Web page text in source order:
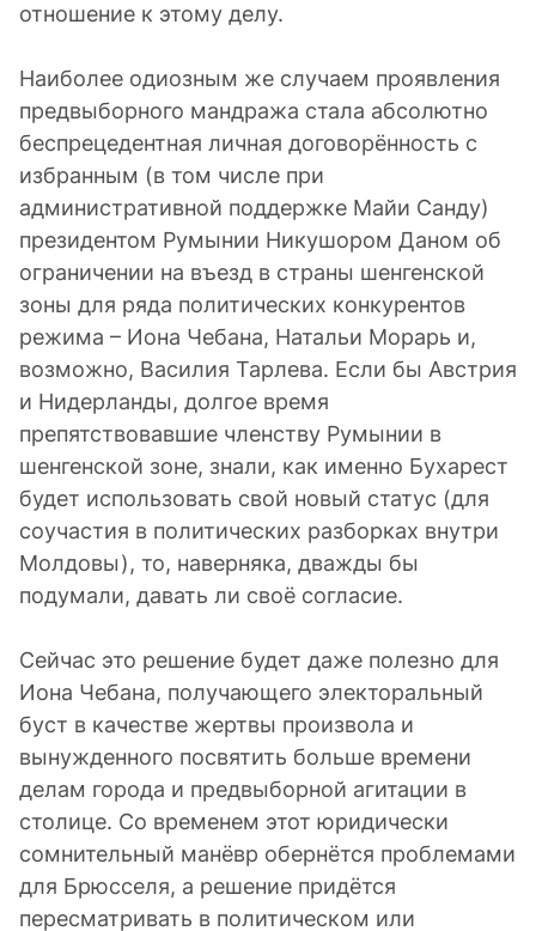
отношение к этому делу.
Наиболее одиозным же случаем проявления
предвыборного мандража стала абсолютно
беспрецедентная личная договорённость с
избранным (в том числе при
административной поддержке Майи Санду)
президентом Румынии Никушором Даном об
ограничении на въезд в страны шенгенской
зоны для ряда политических конкурентов
режима – Иона Чебана, Натальи Морарь и,
возможно, Василия Тарлева. Если бы Австрия
и Нидерланды, долгое время
препятствовавшие членству Румынии в
шенгенской зоне, знали, как именно Бухарест
будет использовать свой новый статус (для
соучастия в политических разборках внутри
Молдовы), то, наверняка, дважды бы
подумали, давать ли своё согласие.
Сейчас это решение будет даже полезно для
Иона Чебана, получающего электоральный
буст в качестве жертвы произвола и
вынужденного посвятить больше времени
делам города и предвыборной агитации в
столице. Со временем этот юридически
сомнительный манёвр обернётся проблемами
для Брюсселя, а решение придётся
пересматривать в политическом или